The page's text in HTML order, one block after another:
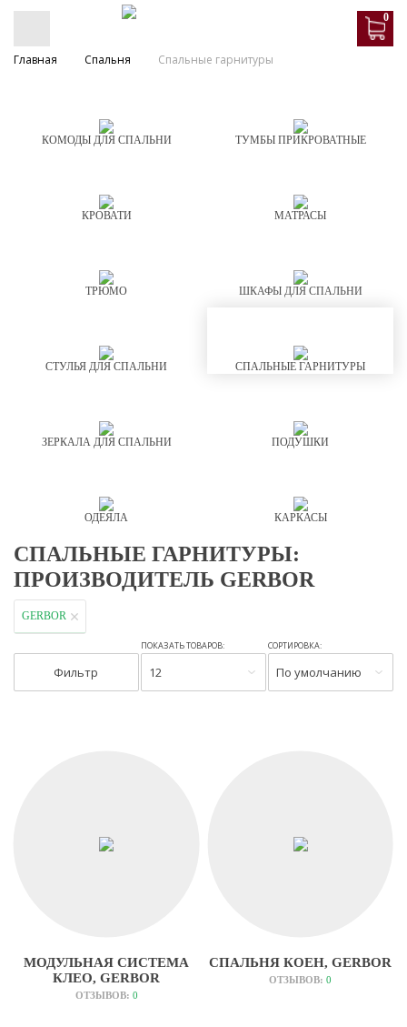
0
Главная Спальня Спальные гарнитуры
КОМОДЫ ДЛЯ СПАЛЬНИ ТУМБЫ ПРИКРОВАТНЫЕ
КРОВАТИ МАТРАСЫ
ТРЮМО ШКАФЫ ДЛЯ СПАЛЬНИ
СТУЛЬЯ ДЛЯ СПАЛЬНИ СПАЛЬНЫЕ ГАРНИТУРЫ
ЗЕРКАЛА ДЛЯ СПАЛЬНИ ПОДУШКИ
ОДЕЯЛА КАРКАСЫ
СПАЛЬНЫЕ ГАРНИТУРЫ:
ПРОИЗВОДИТЕЛЬ GERBOR
GERBOR
Фильтр
ПОКАЗАТЬ ТОВАРОВ:
12
СОРТИРОВКА:
По умолчанию
МОДУЛЬНАЯ СИСТЕМА
КЛЕО, GERBOR
ОТЗЫВОВ: 0
СПАЛЬНЯ КОЕН, GERBOR
ОТЗЫВОВ:0